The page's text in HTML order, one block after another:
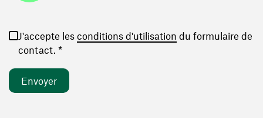
J'accepte les conditions d'utilisation (ouvre une
du formulaire de
contact. *